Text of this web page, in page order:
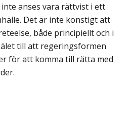
anses vara rättvist i ett
Det är inte konstigt att
både principiellt och i
till att regeringsformen
för att komma till rätta med